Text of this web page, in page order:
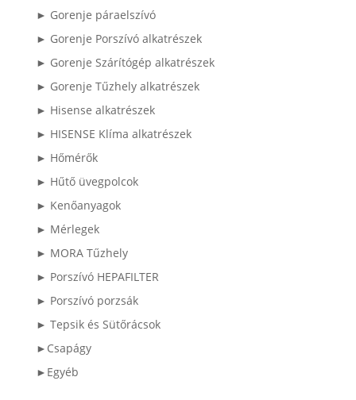
► Gorenje páraelszívó
► Gorenje Porszívó alkatrészek
► Gorenje Szárítógép alkatrészek
► Gorenje Tűzhely alkatrészek
► Hisense alkatrészek
► HISENSE Klíma alkatrészek
► Hőmérők
► Hűtő üvegpolcok
► Kenőanyagok
► Mérlegek
► MORA Tűzhely
► Porszívó HEPAFILTER
► Porszívó porzsák
► Tepsik és Sütőrácsok
►Csapágy
►Egyéb